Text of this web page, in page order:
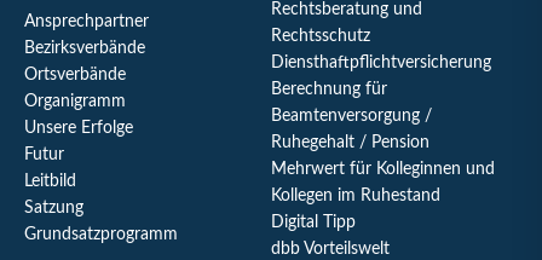
Ansprechpartner
Bezirksverbände
Ortsverbände
Organigramm
Unsere Erfolge
Futur
Leitbild
Satzung
Grundsatzprogramm
Rechtsberatung und
Rechtsschutz
Diensthaftpflichtversicherung
Berechnung für
Beamtenversorgung /
Ruhegehalt / Pension
Mehrwert für Kolleginnen und
Kollegen im Ruhestand
Digital Tipp
dbb Vorteilswelt